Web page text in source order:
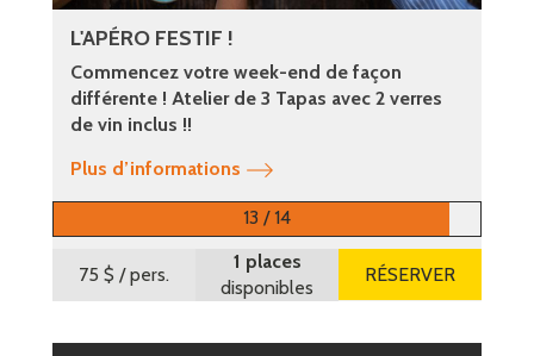
L'APÉRO FESTIF !
Commencez votre week-end de façon
différente ! Atelier de 3 Tapas avec 2 verres
de vin inclus !!
Plus d’informations
13 / 14
75 $ / pers.
1 places
disponibles
RÉSERVER